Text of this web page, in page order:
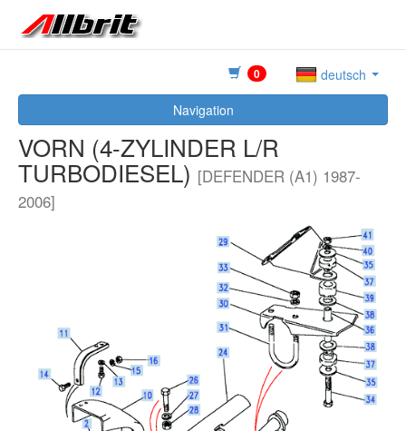
0
deutsch
Navigation
VORN (4-ZYLINDER L/R
TURBODIESEL) [DEFENDER (A1) 1987-
2006]